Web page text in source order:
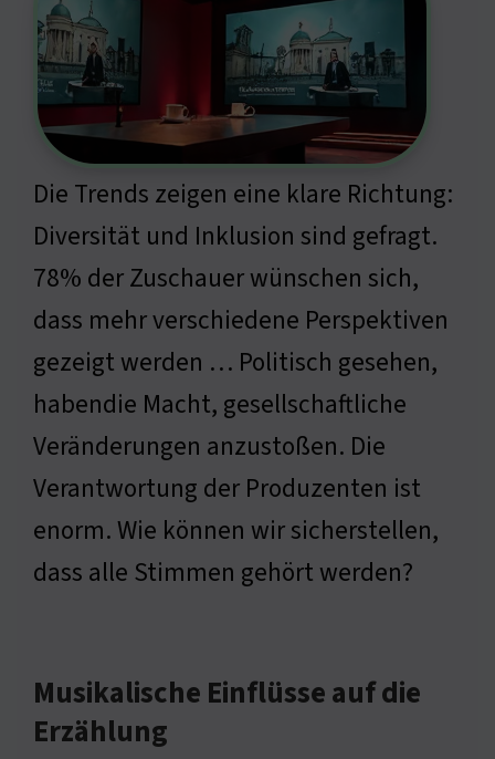
Die Trends zeigen eine klare Richtung:
Diversität und Inklusion sind gefragt.
78% der Zuschauer wünschen sich,
dass mehr verschiedene Perspektiven
gezeigt werden … Politisch gesehen,
habendie Macht, gesellschaftliche
Veränderungen anzustoßen. Die
Verantwortung der Produzenten ist
enorm. Wie können wir sicherstellen,
dass alle Stimmen gehört werden?
Musikalische Einflüsse auf die
Erzählung